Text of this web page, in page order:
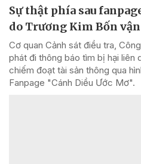
Sự thật phía sau
do Trương Kim Bốn
Cơ quan Cảnh sát điều tra,
phát đi thông báo tìm bị hại liên
chiếm đoạt tài sản thông qua
Fanpage "Cánh Diều Ước Mơ".